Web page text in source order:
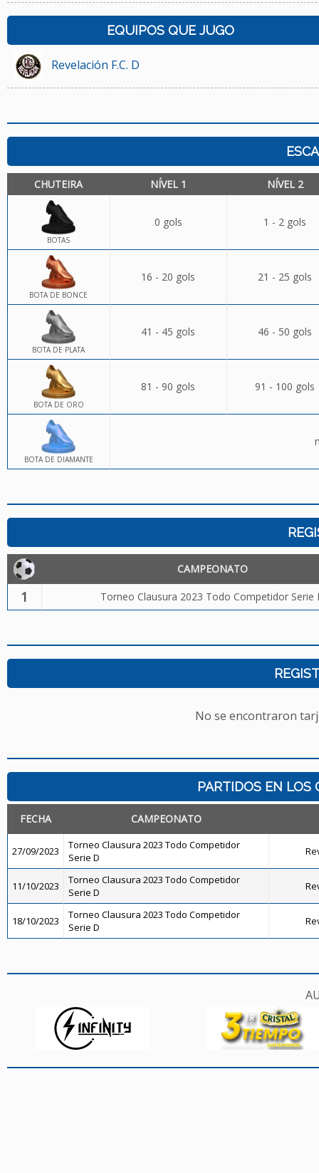
EQUIPOS QUE JUGO
Revelación F.C. D
CHUTEIRA NÍVEL 1 NÍVEL 2
BOTAS
0 gols 1 - 2 gols
BOTA DE BONCE
16 - 20 gols 21 - 25 gols
BOTA DE PLATA
41 - 45 gols 46 - 50 gols
BOTA DE ORO
81 - 90 gols 91 - 100 gols
BOTA DE DIAMANTE
CAMPEONATO
1 Torneo Clausura 2023 Todo Competidor Serie
No se encontraron
PARTIDOS EN LOS
FECHA CAMPEONATO
27/09/2023
Torneo Clausura 2023 Todo Competidor
Serie D
11/10/2023
Torneo Clausura 2023 Todo Competidor
Serie D
18/10/2023
Torneo Clausura 2023 Todo Competidor
Serie D